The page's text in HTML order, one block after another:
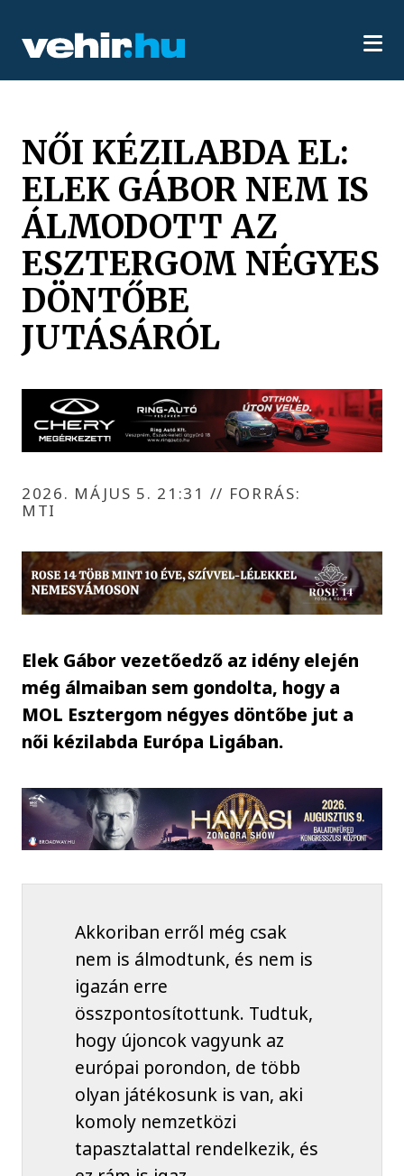
NŐI KÉZILABDA EL:
ELEK GÁBOR NEM IS
ÁLMODOTT AZ
ESZTERGOM NÉGYES
DÖNTŐBE
JUTÁSÁRÓL
2026. MÁJUS 5. 21:31 // FORRÁS:
MTI
Elek Gábor vezetőedző az idény elején
még álmaiban sem gondolta, hogy a
MOL Esztergom négyes döntőbe jut a
női kézilabda Európa Ligában.
Akkoriban erről még csak
nem is álmodtunk, és nem is
igazán erre
összpontosítottunk. Tudtuk,
hogy újoncok vagyunk az
európai porondon, de több
olyan játékosunk is van, aki
komoly nemzetközi
tapasztalattal rendelkezik, és